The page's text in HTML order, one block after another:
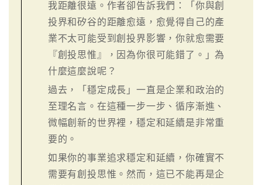
我距離很遠。作者卻告訴我們：「你與創
投界和矽谷的距離愈遠，愈覺得自己的產
業不太可能受到創投界影響，你就愈需要
『創投思惟』，因為你很可能錯了。」為
什麼這麼說呢？
過去，「穩定成長」一直是企業和政治的
至理名言。在這種一步一步、循序漸進、
微幅創新的世界裡，穩定和延續是非常重
要的。
如果你的事業追求穩定和延續，你確實不
需要有創投思惟。然而，這已不能再是企